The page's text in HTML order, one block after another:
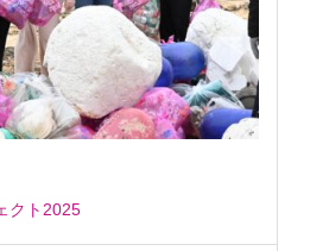
クト2025